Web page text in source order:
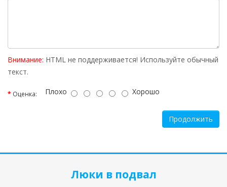
Внимание: HTML не поддерживается! Используйте обычный
текст.
Оценка: Плохо Хорошо
Продолжить
Люки в подвал